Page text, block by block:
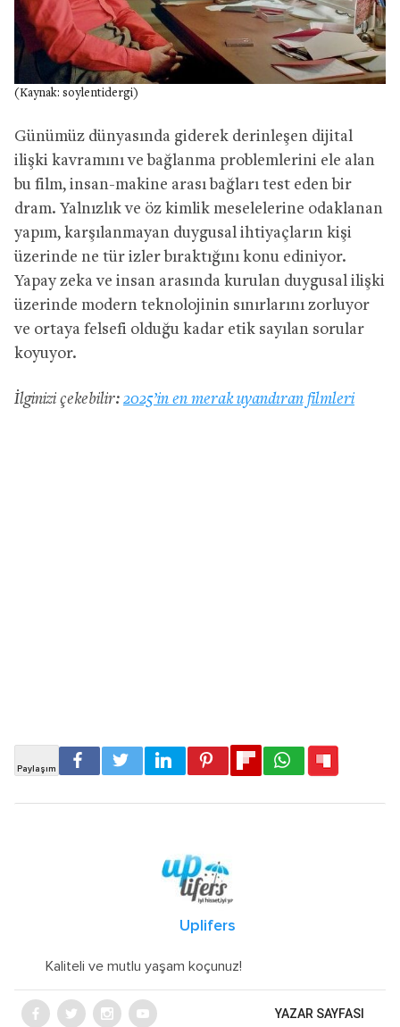
(Kaynak: soylentidergi)
Günümüz dünyasında giderek derinleşen dijital
ilişki kavramını ve bağlanma problemlerini ele alan
bu film, insan-makine arası bağları test eden bir
dram. Yalnızlık ve öz kimlik meselelerine odaklanan
yapım, karşılanmayan duygusal ihtiyaçların kişi
üzerinde ne tür izler bıraktığını konu ediniyor.
Yapay zeka ve insan arasında kurulan duygusal ilişki
üzerinde modern teknolojinin sınırlarını zorluyor
ve ortaya felsefi olduğu kadar etik sayılan sorular
koyuyor.
İlginizi çekebilir: 2025’in en merak uyandıran filmleri
Uplifers
Kaliteli ve mutlu yaşam koçunuz!
YAZAR SAYFASI